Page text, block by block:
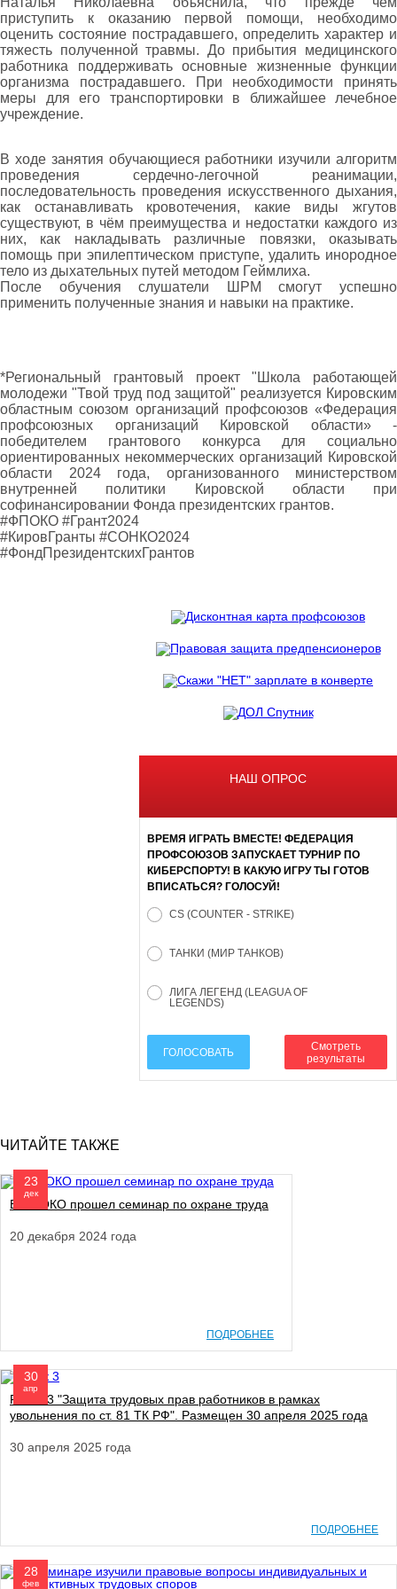
приступить к оказанию первой помощи, необходимо
оценить состояние пострадавшего, определить характер и
тяжесть полученной травмы. До прибытия медицинского
работника поддерживать основные жизненные функции
организма пострадавшего. При необходимости принять
меры для его транспортировки в ближайшее лечебное
учреждение.
В ходе занятия обучающиеся работники изучили алгоритм
проведения сердечно-легочной реанимации,
последовательность проведения искусственного дыхания,
как останавливать кровотечения, какие виды жгутов
существуют, в чём преимущества и недостатки каждого из
них, как накладывать различные повязки, оказывать
помощь при эпилептическом приступе, удалить инородное
тело из дыхательных путей методом Геймлиха.
После обучения слушатели ШРМ смогут успешно
применить полученные знания и навыки на практике.
*Региональный грантовый проект "Школа работающей
молодежи "Твой труд под защитой" реализуется Кировским
областным союзом организаций профсоюзов «Федерация
профсоюзных организаций Кировской области» -
победителем грантового конкурса для социально
ориентированных некоммерческих организаций Кировской
области 2024 года, организованного министерством
внутренней политики Кировской области при
софинансировании Фонда президентских грантов.
#ФПОКО #Грант2024
#КировГранты #СОНКО2024
#ФондПрезидентскихГрантов
НАШ ОПРОС
ВРЕМЯ ИГРАТЬ ВМЕСТЕ! ФЕДЕРАЦИЯ
ПРОФСОЮЗОВ ЗАПУСКАЕТ ТУРНИР ПО
КИБЕРСПОРТУ! В КАКУЮ ИГРУ ТЫ ГОТОВ
ВПИСАТЬСЯ? ГОЛОСУЙ!
CS (COUNTER - STRIKE)
ТАНКИ (МИР ТАНКОВ)
ЛИГА ЛЕГЕНД (LEAGUA OF
LEGENDS)
ГОЛОСОВАТЬ
Смотреть
результаты
ЧИТАЙТЕ ТАКЖЕ
23
дек
В ФПОКО прошел семинар по охране труда
20 декабря 2024 года
ПОДРОБНЕЕ
30
апр
Ролик 3 "Защита трудовых прав работников в рамках
увольнения по ст. 81 ТК РФ". Размещен 30 апреля 2025 года
30 апреля 2025 года
ПОДРОБНЕЕ
28
фев